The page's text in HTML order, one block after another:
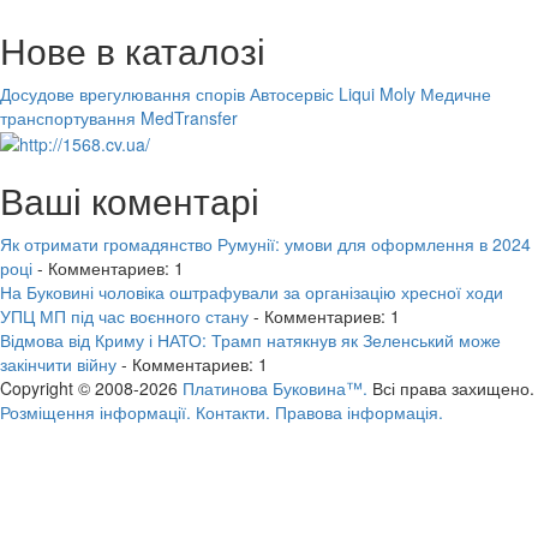
Нове в каталозі
Досудове врегулювання спорів Автосервіс Liqui Moly Медичне
транспортування MedTransfer
Ваші коментарі
Як отримати громадянство Румунії: умови для оформлення в 2024
році - Комментариев: 1
На Буковині чоловіка оштрафували за організацію хресної ходи
УПЦ МП під час воєнного стану - Комментариев: 1
Відмова від Криму і НАТО: Трамп натякнув як Зеленський може
закінчити війну - Комментариев: 1
Copyright © 2008-2026 Платинова Буковина™. Всі права захищено.
Розміщення інформації. Контакти. Правова інформація.